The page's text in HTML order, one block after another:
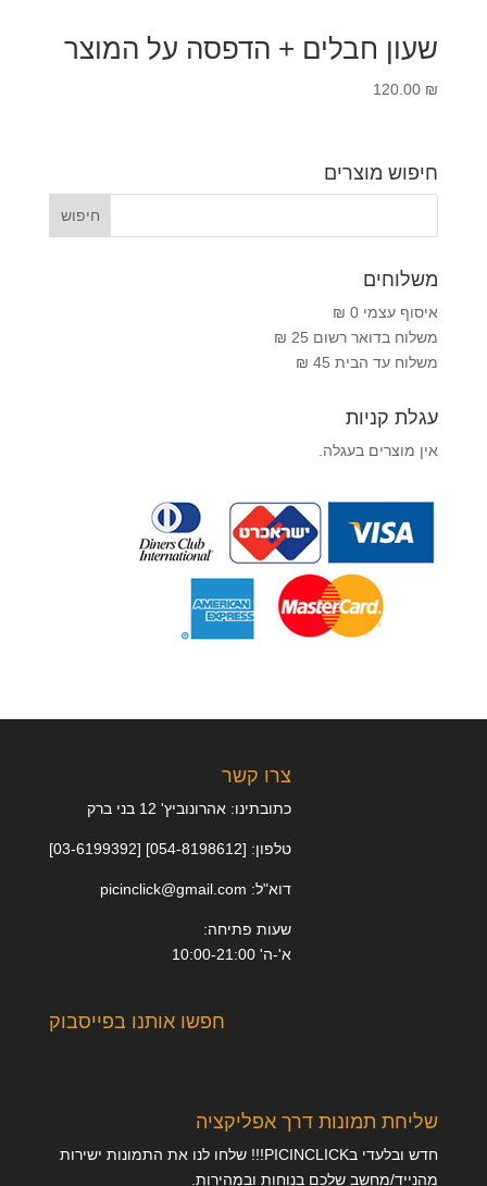
שעון חבלים + הדפסה על המוצר
120.00 ₪
חיפוש מוצרים
משלוחים
איסוף עצמי 0 ₪
משלוח בדואר רשום 25 ₪
משלוח עד הבית 45 ₪
עגלת קניות
אין מוצרים בעגלה.
צרו קשר
כתובתינו: אהרונוביץ' 12 בני ברק
טלפון: [054-8198612] [03-6199392]
דוא"ל: picinclick@gmail.com
שעות פתיחה:
א'-ה' 10:00-21:00
חפשו אותנו בפייסבוק
שליחת תמונות דרך אפליקציה
חדש ובלעדי בPICINCLICK!!! שלחו לנו את התמונות ישירות
מהנייד/מחשב שלכם בנוחות ובמהירות.